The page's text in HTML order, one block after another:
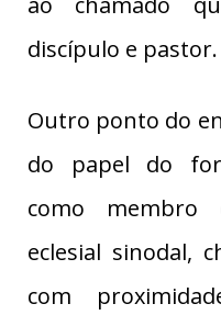
discípulo e pastor.
Outro ponto do
do papel do
como membro
eclesial sinodal,
com